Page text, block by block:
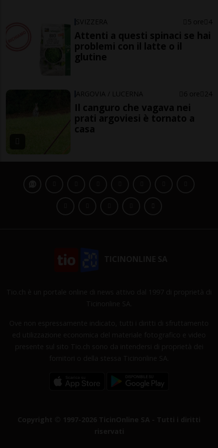
SVIZZERA 5 ore 4
Attenti a questi spinaci se hai
problemi con il latte o il
glutine
ARGOVIA / LUCERNA 6 ore 24
Il canguro che vagava nei
prati argoviesi è tornato a
casa